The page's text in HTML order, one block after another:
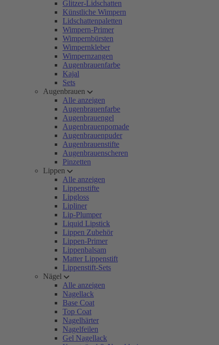
Glitzer-Lidschatten
Künstliche Wimpern
Lidschattenpaletten
Wimpern-Primer
Wimpernbürsten
Wimpernkleber
Wimpernzangen
Augenbrauenfarbe
Kajal
Sets
Augenbrauen
Alle anzeigen
Augenbrauenfarbe
Augenbrauengel
Augenbrauenpomade
Augenbrauenpuder
Augenbrauenstifte
Augenbrauenscheren
Pinzetten
Lippen
Alle anzeigen
Lippenstifte
Lipgloss
Lipliner
Lip-Plumper
Liquid Lipstick
Lippen Zubehör
Lippen-Primer
Lippenbalsam
Matter Lippenstift
Lippenstift-Sets
Nägel
Alle anzeigen
Nagellack
Base Coat
Top Coat
Nagelhärter
Nagelfeilen
Gel Nagellack